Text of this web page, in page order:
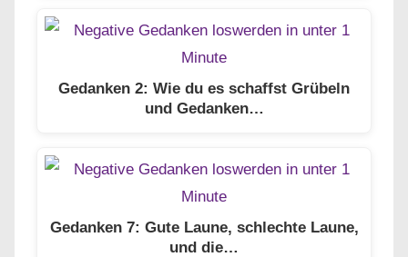
Gedanken 2: Wie du es schaffst Grübeln
und Gedanken…
Gedanken 7: Gute Laune, schlechte Laune,
und die…